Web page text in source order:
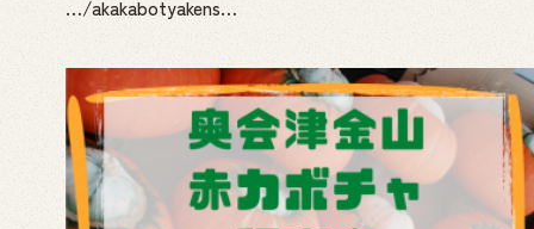
…/akakabotyakens…